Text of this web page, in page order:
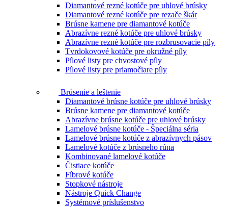
Diamantové rezné kotúče pre uhlové brúsky
Diamantové rezné kotúče pre rezače škár
Brúsne kamene pre diamantové kotúče
Abrazívne rezné kotúče pre uhlové brúsky
Abrazívne rezné kotúče pre rozbrusovacie píly
Tvrdokovové kotúče pre okružné píly
Pílové listy pre chvostové píly
Pílové listy pre priamočiare píly
Brúsenie a leštenie
Diamantové brúsne kotúče pre uhlové brúsky
Brúsne kamene pre diamantové kotúče
Abrazívne brúsne kotúče pre uhlové brúsky
Lamelové brúsne kotúče - Špeciálna séria
Lamelové brúsne kotúče z abrazívnych pásov
Lamelové kotúče z brúsneho rúna
Kombinované lamelové kotúče
Čistiace kotúče
Fíbrové kotúče
Stopkové nástroje
Nástroje Quick Change
Systémové príslušenstvo